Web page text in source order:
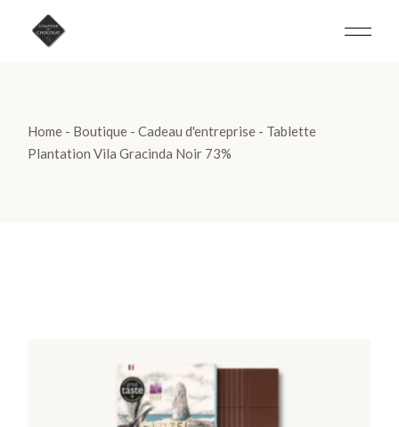
content
Home Boutique Cadeau d'entreprise
Tablette
Plantation Vila Gracinda Noir 73%